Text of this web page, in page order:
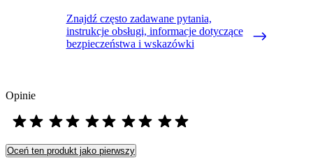
Znajdź często zadawane pytania,
instrukcje obsługi, informacje dotyczące
bezpieczeństwa i wskazówki
Opinie
Oceń ten produkt jako pierwszy